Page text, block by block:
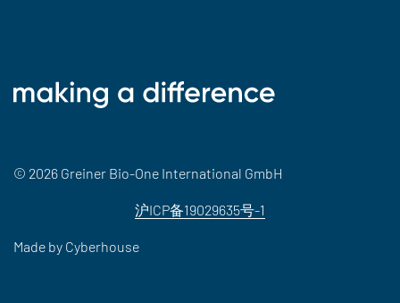
© 2026 Greiner Bio-One International GmbH
沪ICP备19029635号-1
Made by Cyberhouse